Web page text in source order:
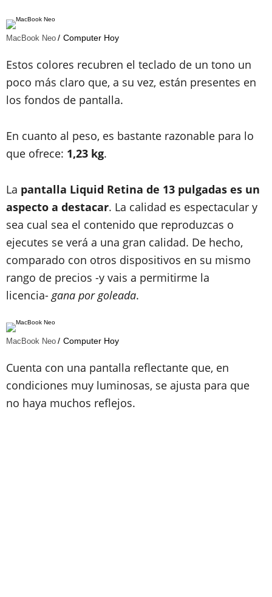
MacBook Neo Computer Hoy
Estos colores recubren el teclado de un tono un
poco más claro que, a su vez, están presentes en
los fondos de pantalla.
En cuanto al peso, es bastante razonable para lo
que ofrece: 1,23 kg.
La pantalla Liquid Retina de 13 pulgadas es un
aspecto a destacar. La calidad es espectacular y
sea cual sea el contenido que reproduzcas o
ejecutes se verá a una gran calidad. De hecho,
comparado con otros dispositivos en su mismo
rango de precios -y vais a permitirme la
licencia-gana por goleada.
MacBook Neo Computer Hoy
Cuenta con una pantalla reflectante que, en
condiciones muy luminosas, se ajusta para que
no haya muchos reflejos.